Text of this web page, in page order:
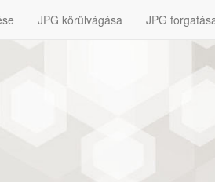
JPG körülvágása JPG